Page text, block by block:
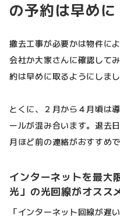
の予約は早めに
撤去工事が必要かは物件に
会社か大家さんに確認して
約は早めに取るようにしまし
とくに、２月から４月頃は
ールが混み合います。退去
月ほど前の連絡がおすすめで
インターネットを最大
光」の光回線がオスス
「インターネット回線が遅い